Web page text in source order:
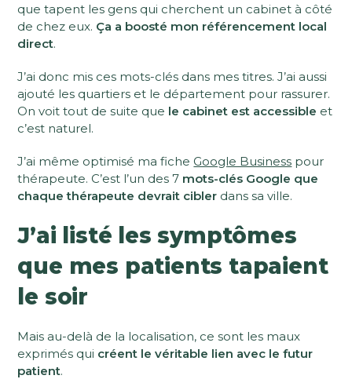
que tapent les gens qui cherchent un cabinet à côté
de chez eux. Ça a boosté mon référencement local
direct.
J’ai donc mis ces mots-clés dans mes titres. J’ai aussi
ajouté les quartiers et le département pour rassurer.
On voit tout de suite que le cabinet est accessible et
c’est naturel.
J’ai même optimisé ma fiche Google Business pour
thérapeute. C’est l’un des 7 mots-clés Google que
chaque thérapeute devrait cibler dans sa ville.
J’ai listé les symptômes
que mes patients tapaient
le soir
Mais au-delà de la localisation, ce sont les maux
exprimés qui créent le véritable lien avec le futur
patient.